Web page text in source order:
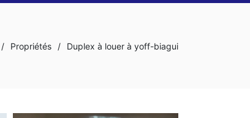
/ Propriétés / Duplex à louer à yoff-biagui